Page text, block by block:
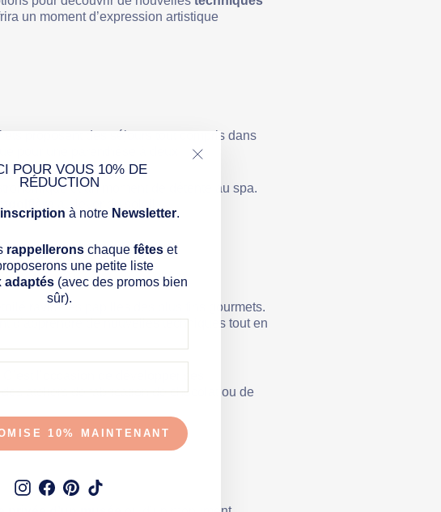
POUR VOUS 10% DE
RÉDUCTION
inscription à notre Newsletter.
rappelleronschaque fêteset
une petite liste
adaptés(avec des promos bien
sûr).
10% MAINTENANT
InstagramFacebook
Pinterest
(Esc)"
un moment d’expression artistique
proposent des séjours tout compris dans
pour une parenthèse à deux.
et un moment de détente au spa.
au lever du soleil.
ravira les papilles des plus fins gourmets.
d’apprendre de nouvelles techniques tout en
l’occasion de développer ses
ateliers de fabrication de chocolat ou de